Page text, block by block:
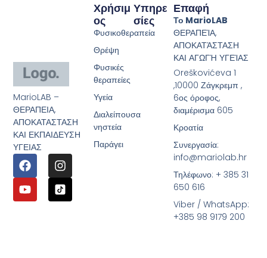
MarioLAB –
ΘΕΡΑΠΕΙΑ,
ΑΠΟΚΑΤΑΣΤΑΣΗ
ΚΑΙ ΕΚΠΑΙΔΕΥΣΗ
ΥΓΕΙΑΣ
Υπηρε
Σίες
Χρήσιμ
Ος
Φυσικοθεραπεία
Θρέψη
Φυσικές
θεραπείες
Υγεία
Διαλείπουσα
νηστεία
Παράγει
Επαφή
Το MarioLAB
ΘΕΡΑΠΕΊΑ,
ΑΠΟΚΑΤΆΣΤΑΣΗ
ΚΑΙ ΑΓΩΓΉ ΥΓΕΊΑΣ
Oreškovićeva 1
,10000 Ζάγκρεμπ ,
6ος όροφος,
διαμέρισμα 605
Κροατία
Συνεργασία:
info@mariolab.hr
Τηλέφωνο: + 385 31
650 616
Viber / WhatsApp:
+385 98 9179 200